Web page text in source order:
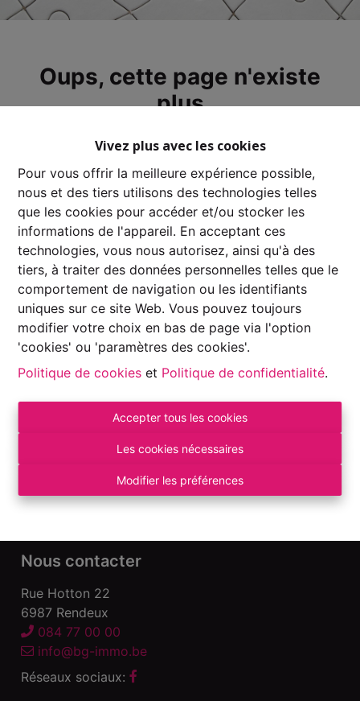
Vivez plus avec les cookies
Pour vous offrir la meilleure expérience possible,
nous et des tiers utilisons des technologies telles
que les cookies pour accéder et/ou stocker les
informations de l'appareil. En acceptant ces
technologies, vous nous autorisez, ainsi qu'à des
tiers, à traiter des données personnelles telles que le
comportement de navigation ou les identifiants
uniques sur ce site Web. Vous pouvez toujours
modifier votre choix en bas de page via l'option
'cookies' ou 'paramètres des cookies'.
Politique de cookies et Politique de confidentialité.
Accepter tous les cookies
Les cookies nécessaires
Modifier les préférences
Oups, cette page n'existe
plus
À Vendre À Louer
Autorité de surveillance:
du Luxembourg 16 B – 1000 Bruxelles. Sous
des devoirs de l\'agent immobilier
Déclaration de confidentialité-Conditions
Nous contacter
Rue Hotton 22
6987 Rendeux
084 77 00 00
info@bg-immo.be
Réseaux sociaux: